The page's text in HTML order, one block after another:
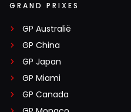
GRAND PRIXES
GP Australië
GP China
GP Japan
GP Miami
GP Canada